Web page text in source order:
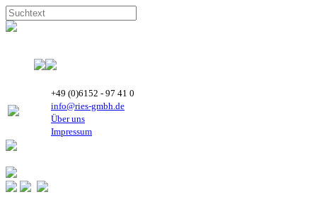
+49 (0)6152 - 97 41 0
info@ries-gmbh.de
Über uns
Impressum